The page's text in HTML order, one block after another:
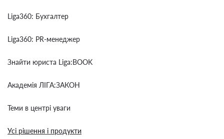
Liga360: Бухгалтер
Liga360: PR-менеджер
Знайти юриста Liga:BOOK
Академія ЛІГА:ЗАКОН
Теми в центрі уваги
Усі рішення і продукти